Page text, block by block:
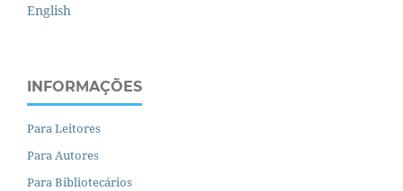
English
INFORMAÇÕES
Para Leitores
Para Autores
Para Bibliotecários